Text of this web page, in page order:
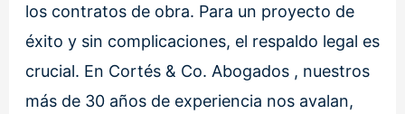
los contratos de obra. Para un proyecto de
éxito y sin complicaciones, el respaldo legal es
crucial. En Cortés & Co. Abogados , nuestros
más de 30 años de experiencia nos avalan,